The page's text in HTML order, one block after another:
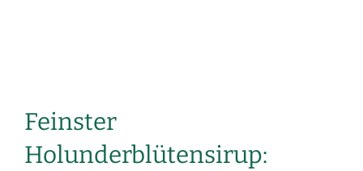
Feinster
Holunderblütensirup: